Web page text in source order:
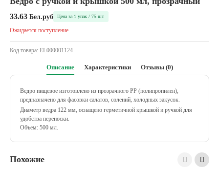
33.63 Бел.руб Цена за 1 упак / 75 шт.
Ожидается поступление
Код товара: EL000001124
Описание Характеристики Отзывы (0)
Ведро пищевое изготовлено из прозрачного PP (полипропилен),
предназначено для фасовки салатов, солений, холодных закусок.
Диаметр ведра 122 мм, оснащено герметичной крышкой и ручкой для
удобства переноски.
Объем: 500 мл.
Похожие